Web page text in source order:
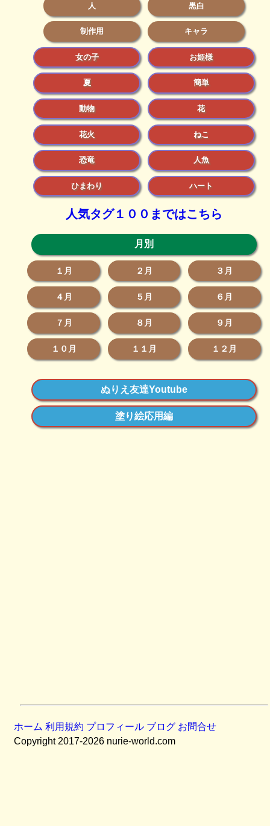
人 黒白
制作用 キャラ
女の子 お姫様
夏 簡単
動物 花
花火 ねこ
恐竜 人魚
ひまわり ハート
人気タグ１００まではこちら
月別
１月 ２月 ３月
４月 ５月 ６月
７月 ８月 ９月
１０月 １１月 １２月
ぬりえ友達Youtube
塗り絵応用編
ホーム 利用規約 プロフィール ブログ お問合せ
Copyright 2017-2026 nurie-world.com